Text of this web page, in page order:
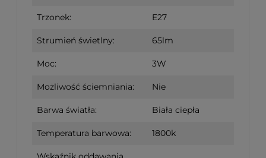
Trzonek: E27
Strumień świetlny: 65lm
Moc: 3W
Możliwość ściemniania: Nie
Barwa światła: Biała ciepła
Temperatura barwowa: 1800k